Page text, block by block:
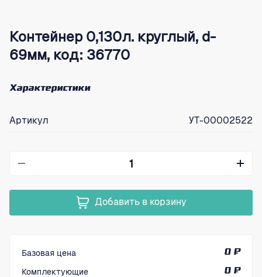
Контейнер 0,130л. круглый, d-
69мм, код: 36770
Характеристики
Артикул УТ-00002522
Добавить в корзину
Базовая цена
0 ₽
Комплектующие
0 ₽